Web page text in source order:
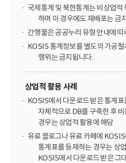
국제통계 및 북한통계는 비상업적
하며 이 경우에도 재배포는 금
간행물은 공공누리 유형 안내에
KOSIS 통계정보를 별도의 가공
행위는 금지됩니다.
상업적 활용 사례
KOSIS에서 다운로드 받은 통계
자체적으로 DB를 구축한 후
경우는 상업적 활용에 해당
유료 블로그나 유료 카페에
통계표를 등재하는 경우는 상
KOSIS에서 다운로드 받은 그